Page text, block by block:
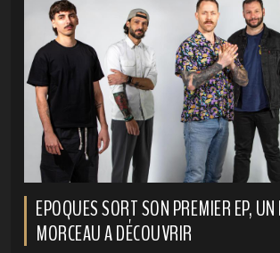
EPOQUES SORT SON PREMIER EP,
MORCEAU A DÉCOUVRIR